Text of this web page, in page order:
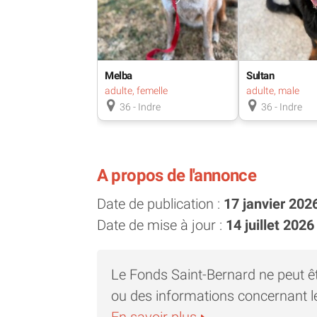
fonctionner ! Et il faudra juste faire
pourrais être tenté de la
comprends que maintenant tout
devrait très vite disparaitre 😉
Voilà, c'est moi Murphy, rescapé
maintenant de sa longue retraite 🙂
Si vous avez envie que l'on fasse
83 41 47 95, tous les après-midis
rencontrer à Dunet dans l'Indre (36).
Je suis pucé, vacciné et stérilisé et
Melba
adulte, femelle
36 - Indre
Sultan
adulte, male
36 - Indre
A propos de l'annonce
Date de publication : 17 janvier
Date de mise à jour : 14 juillet 2026
Le Fonds Saint-Bernard ne peut
ou des informations concernant